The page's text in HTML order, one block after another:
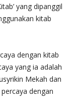
yang dipanggil
dengan kitab
yang ia adalah
Mekah dan
dengan